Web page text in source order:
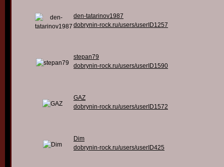
den-tatarinov1987
dobrynin-rock.ru/users/userID1257
stepan79
dobrynin-rock.ru/users/userID1590
GAZ
dobrynin-rock.ru/users/userID1572
Dim
dobrynin-rock.ru/users/userID425